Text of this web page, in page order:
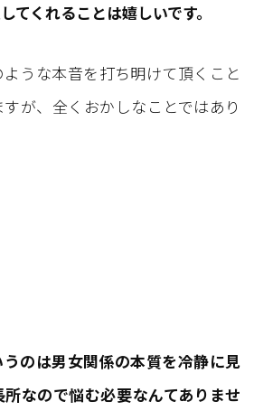
てくれることは嬉しいです。
うな本音を打ち明けて頂くこと
が、全くおかしなことではあり
うのは男女関係の本質を冷静に見
なので悩む必要なんてありませ